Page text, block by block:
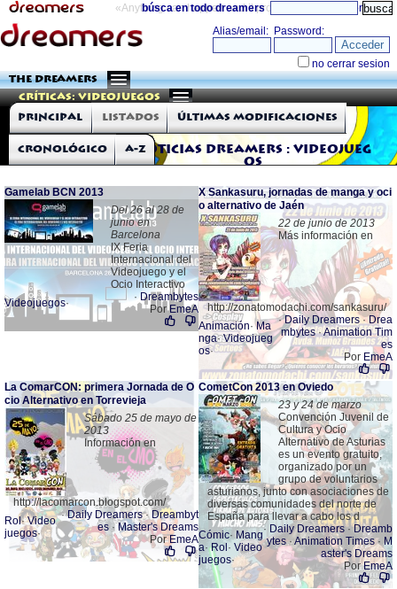
«Anything can happen and it probably will» directorio
búsca en todo dreamers
THE DREAMERS
Críticas: Videojuegos
Noticias Dreamers : Videojueg
os
Principal Listados Últimas modificaciones
Cronológico A-Z
Gamelab BCN 2013
Del 26 al 28 de
junio en
Barcelona
IX Feria
Internacional del
Videojuego y el
Ocio Interactivo
Videojuegos· ·Dreambytes
PorEmeA
X Sankasuru, jornadas de manga y oci
o alternativo de Jaén
22 de junio de 2013
Más información en
http://zonatomodachi.com/sankasuru/
Animación·Ma
nga·Videojueg
os·
·Daily Dreamers·Drea
mbytes·Animation Tim
es
Por EmeA
La ComarCON: primera Jornada de O
cio Alternativo en Torrevieja
Sábado 25 de mayo de
2013
Información en
http://lacomarcon.blogspot.com/
Rol·Video
juegos·
·Daily Dreamers·Dreambyt
es ·Master's Dreams
PorEmeA
CometCon 2013 en Oviedo
23 y 24 de marzo
Convención Juvenil de
Cultura y Ocio
Alternativo de Asturias
es un evento gratuito,
organizado por un
grupo de voluntarios
asturianos, junto con asociaciones de
diversas comunidades del norte de
España para llevar a cabo los d
Cómic· Mang
a·Rol · Video
juegos·
· Daily Dreamers·Dreamb
ytes· Animation Times· M
aster's Dreams
PorEmeA